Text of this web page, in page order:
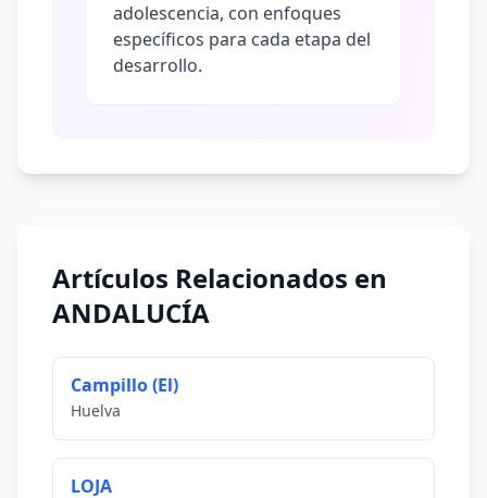
adolescencia, con enfoques
específicos para cada etapa del
desarrollo.
Artículos Relacionados en
ANDALUCÍA
Campillo (El)
Huelva
LOJA